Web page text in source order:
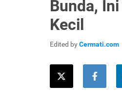
Bunda,
Kecil
Edited byCermati.com